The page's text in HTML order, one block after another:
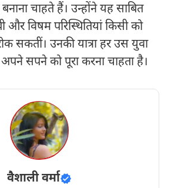
चाहते हैं। उन्होंने यह साबित
और विषम परिस्थितियां किसी को
सकतीं। उनकी यात्रा हर उस युवा
सपने को पूरा करना चाहता है।
वैशाली वर्मा